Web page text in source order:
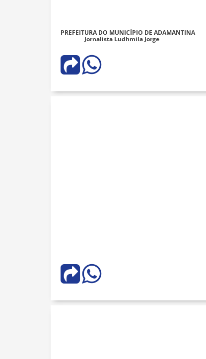
PREFEITURA DO MUNICÍPIO DE ADAMANTINA
Jornalista Ludhmila Jorge